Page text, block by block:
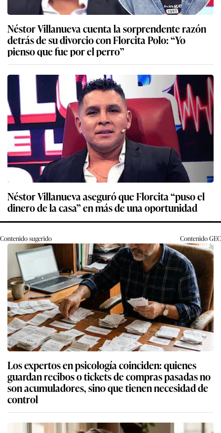
Néstor Villanueva cuenta la sorprendente razón
detrás de su divorcio con Florcita Polo: “Yo
pienso que fue por el perro”
Néstor Villanueva aseguró que Florcita “puso el
dinero de la casa” en más de una oportunidad
Contenido sugerido ContenidoGEC
Los expertos en psicología coinciden: quienes
guardan recibos o tickets de compras pasadas no
son acumuladores, sino que tienen necesidad de
control